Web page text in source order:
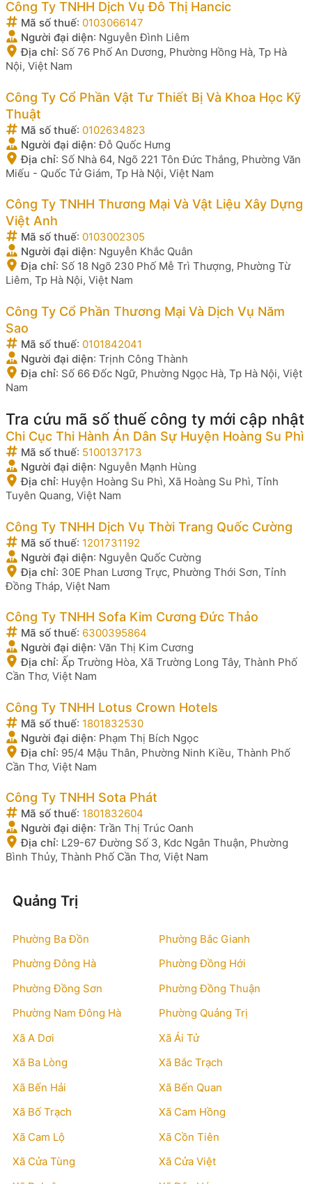
Công Ty TNHH Dịch Vụ Đô Thị Hancic
Mã số thuế: 0103066147
Người đại diện: Nguyễn Đình Liêm
Địa chỉ: Số 76 Phố An Dương, Phường Hồng Hà, Tp Hà
Nội, Việt Nam
Công Ty Cổ Phần Vật Tư Thiết Bị Và Khoa Học Kỹ
Thuật
Mã số thuế: 0102634823
Người đại diện:Đỗ Quốc Hưng
Địa chỉ: Số Nhà 64, Ngõ 221 Tôn Đức Thắng, Phường Văn
Miếu - Quốc Tử Giám, Tp Hà Nội, Việt Nam
Công Ty TNHH Thương Mại Và Vật Liệu Xây Dựng
Việt Anh
Mã số thuế: 0103002305
Người đại diện: Nguyễn Khắc Quân
Địa chỉ: Số 18 Ngõ 230 Phố Mễ Trì Thượng, Phường Từ
Liêm, Tp Hà Nội, Việt Nam
Công Ty Cổ Phần Thương Mại Và Dịch Vụ Năm
Sao
Mã số thuế: 0101842041
Người đại diện: Trịnh Công Thành
Địa chỉ: Số 66 Đốc Ngữ, Phường Ngọc Hà, Tp Hà Nội, Việt
Nam
Tra cứu mã số thuế công ty mới cập nhật
Chi Cục Thi Hành Án Dân Sự Huyện Hoàng Su Phì
Mã số thuế: 5100137173
Người đại diện: Nguyễn Mạnh Hùng
Địa chỉ: Huyện Hoàng Su Phì, Xã Hoàng Su Phì, Tỉnh
Tuyên Quang, Việt Nam
Công Ty TNHH Dịch Vụ Thời Trang Quốc Cường
Mã số thuế: 1201731192
Người đại diện: Nguyễn Quốc Cường
Địa chỉ: 30E Phan Lương Trực, Phường Thới Sơn, Tỉnh
Đồng Tháp, Việt Nam
Công Ty TNHH Sofa Kim Cương Đức Thảo
Mã số thuế: 6300395864
Người đại diện: Văn Thị Kim Cương
Địa chỉ: Ấp Trường Hòa, Xã Trường Long Tây, Thành Phố
Cần Thơ, Việt Nam
Công Ty TNHH Lotus Crown Hotels
Mã số thuế: 1801832530
Người đại diện: Phạm Thị Bích Ngọc
Địa chỉ: 95/4 Mậu Thân, Phường Ninh Kiều, Thành Phố
Cần Thơ, Việt Nam
Công Ty TNHH Sota Phát
Mã số thuế: 1801832604
Người đại diện: Trần Thị Trúc Oanh
Địa chỉ: L29-67 Đường Số 3, Kdc Ngân Thuận, Phường
Bình Thủy, Thành Phố Cần Thơ, Việt Nam
Quảng Trị
Phường Ba Đồn
Phường Bắc Gianh
Phường Đông Hà
Phường Đồng Hới
Phường Đồng Sơn
Phường Đồng Thuận
Phường Nam Đông Hà
Phường Quảng Trị
Xã A Dơi
Xã Ái Tử
Xã Ba Lòng
Xã Bắc Trạch
Xã Bến Hải
Xã Bến Quan
Xã Bố Trạch
Xã Cam Hồng
Xã Cam Lộ
Xã Cồn Tiên
Xã Cửa Tùng
Xã Cửa Việt